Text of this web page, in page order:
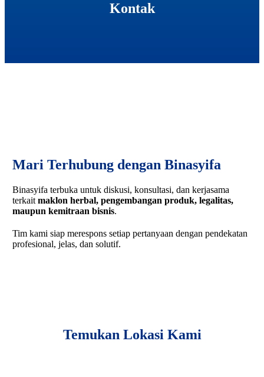
Kontak
Mari Terhubung dengan Binasyifa
Binasyifa terbuka untuk diskusi, konsultasi, dan kerjasama
terkaitmaklon herbal, pengembangan produk, legalitas,
maupun kemitraan bisnis.
Tim kami siap merespons setiap pertanyaan dengan pendekatan
profesional, jelas, dan solutif.
Temukan Lokasi Kami